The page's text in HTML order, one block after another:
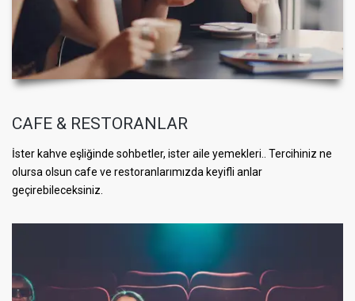
CAFE & RESTORANLAR
İster kahve eşliğinde sohbetler, ister aile yemekleri.. Tercihiniz ne
olursa olsun cafe ve restoranlarımızda keyifli anlar
geçirebileceksiniz.